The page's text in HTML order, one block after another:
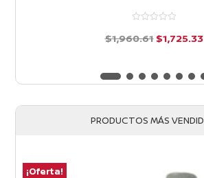
5
$1,960.61 El
original
$1,725.33El
PRODUCTOS MÁS
¡Oferta!